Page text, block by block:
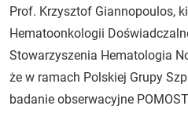
Prof. Krzysztof Giannopoulos,
Hematoonkologii
Stowarzyszenia Hematologia
że w ramach Polskiej Grupy
badanie obserwacyjne